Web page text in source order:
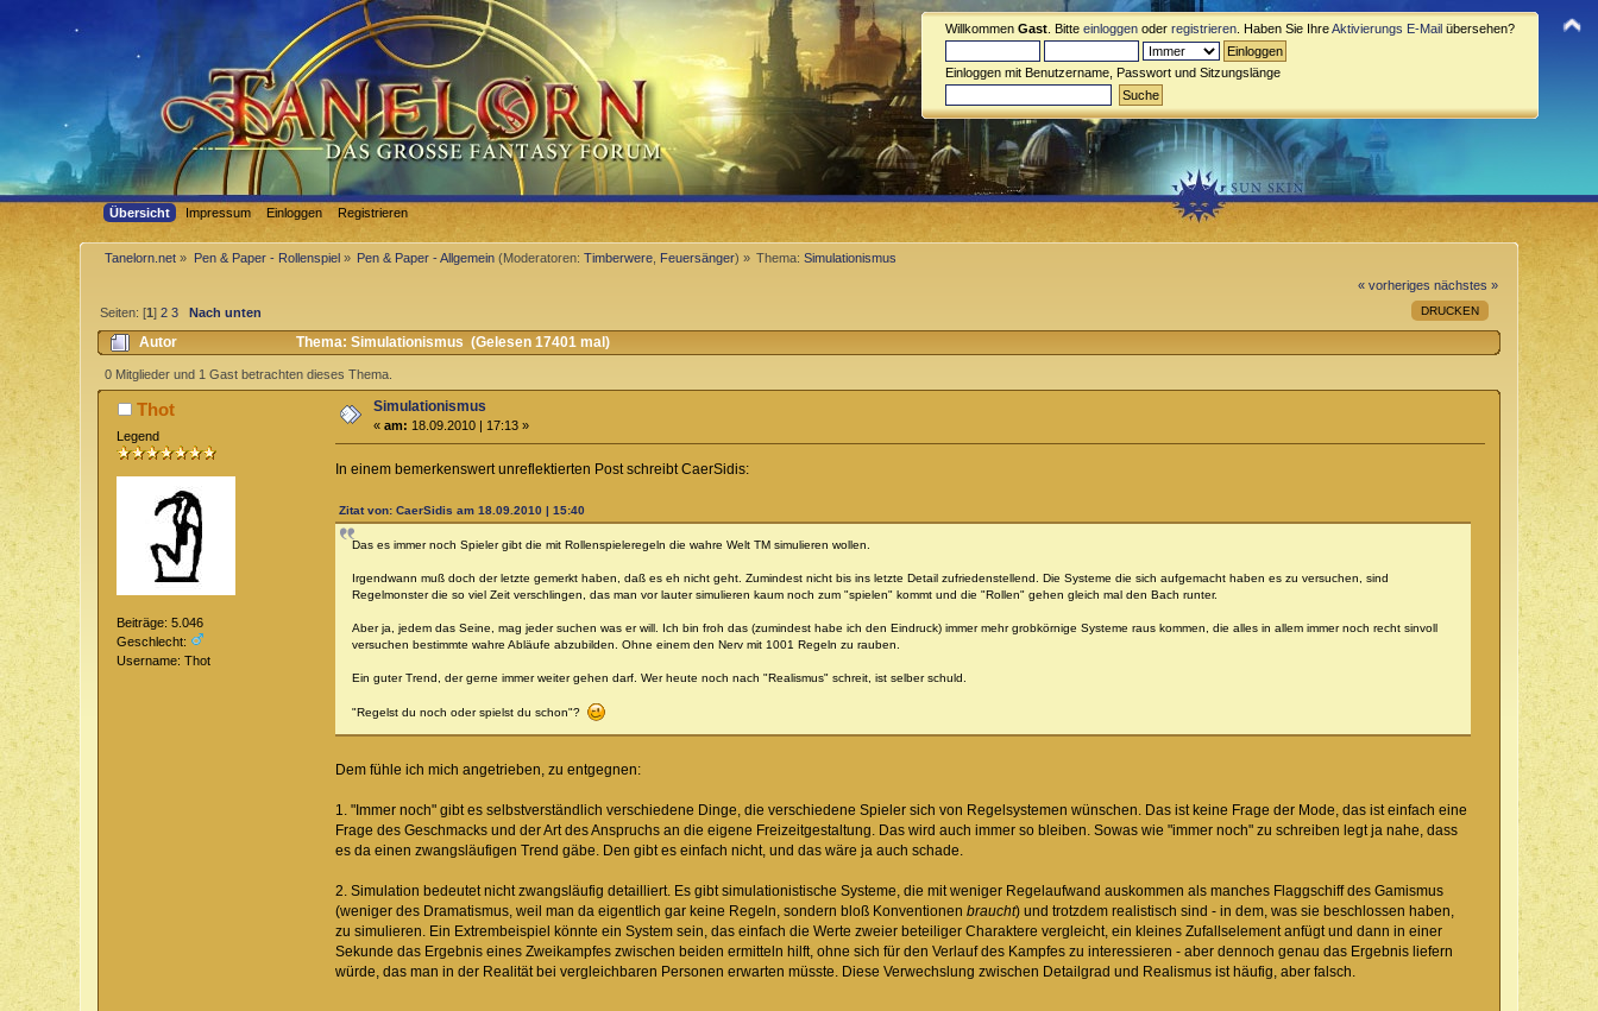
Willkommen Gast . Bitte einloggen oder registrieren . Haben Sie IhreAktivierungs E-Mail übersehen?
Einloggen mit Benutzername, Passwort und Sitzungslänge
Übersicht Impressum Einloggen Registrieren
Tanelorn.net » Pen & Paper - Rollenspiel» Pen & Paper - Allgemein (Moderatoren:Timberwere Feuersänger) » Thema:Simulationismus
« vorheriges nächstes »
DRUCKEN
Seiten: [1]2 3 Nach unten
Autor Thema: Simulationismus (Gelesen 17401 mal)
0 Mitglieder und 1 Gast betrachten dieses Thema.
Thot
Legend
Beiträge: 5.046
Geschlecht:
Username: Thot
Simulationismus
«am: 18.09.2010 | 17:13 »
In einem bemerkenswert unreflektierten Post schreibt CaerSidis:
Zitat von: CaerSidis am 18.09.2010 | 15:40
Das es immer noch Spieler gibt die mit Rollenspieleregeln die wahre Welt TM simulieren wollen.
Irgendwann muß doch der letzte gemerkt haben, daß es eh nicht geht. Zumindest nicht bis ins letzte Detail zufriedenstellend. Die Systeme die sich aufgemacht haben es zu versuchen, sind
Regelmonster die so viel Zeit verschlingen, das man vor lauter simulieren kaum noch zum "spielen" kommt und die "Rollen" gehen gleich mal den Bach runter.
Aber ja, jedem das Seine, mag jeder suchen was er will. Ich bin froh das (zumindest habe ich den Eindruck) immer mehr grobkörnige Systeme raus kommen, die alles in allem immer noch recht sinvoll
versuchen bestimmte wahre Abläufe abzubilden. Ohne einem den Nerv mit 1001 Regeln zu rauben.
Ein guter Trend, der gerne immer weiter gehen darf. Wer heute noch nach "Realismus" schreit, ist selber schuld.
"Regelst du noch oder spielst du schon"?
Dem fühle ich mich angetrieben, zu entgegnen:
1. "Immer noch" gibt es selbstverständlich verschiedene Dinge, die verschiedene Spieler sich von Regelsystemen wünschen. Das ist keine Frage der Mode, das ist einfach eine
Frage des Geschmacks und der Art des Anspruchs an die eigene Freizeitgestaltung. Das wird auch immer so bleiben. Sowas wie "immer noch" zu schreiben legt ja nahe, dass
es da einen zwangsläufigen Trend gäbe. Den gibt es einfach nicht, und das wäre ja auch schade.
2. Simulation bedeutet nicht zwangsläufig detailliert. Es gibt simulationistische Systeme, die mit weniger Regelaufwand auskommen als manches Flaggschiff des Gamismus
(weniger des Dramatismus, weil man da eigentlich gar keine Regeln, sondern bloß Konventionen braucht) und trotzdem realistisch sind - in dem, was sie beschlossen haben,
zu simulieren. Ein Extrembeispiel könnte ein System sein, das einfach die Werte zweier beteiliger Charaktere vergleicht, ein kleines Zufallselement anfügt und dann in einer
Sekunde das Ergebnis eines Zweikampfes zwischen beiden ermitteln hilft, ohne sich für den Verlauf des Kampfes zu interessieren - aber dennoch genau das Ergebnis liefern
würde, das man in der Realität bei vergleichbaren Personen erwarten müsste. Diese Verwechslung zwischen Detailgrad und Realismus ist häufig, aber falsch.